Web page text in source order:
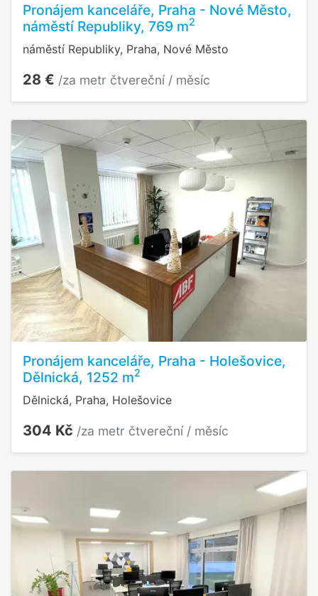
Pronájem kanceláře, Praha - Nové Město,
náměstí Republiky, 769 m2
náměstí Republiky, Praha, Nové Město
28 € /za metr čtvereční / měsíc
Pronájem kanceláře, Praha - Holešovice,
Dělnická, 1252 m2
Dělnická, Praha, Holešovice
304 Kč /za metr čtvereční / měsíc